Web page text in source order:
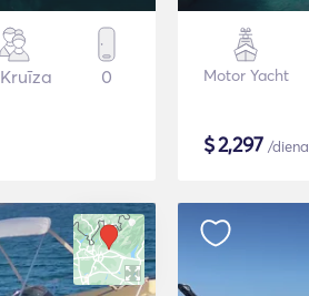
0 Motor Yacht
$2,297 /diena